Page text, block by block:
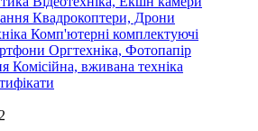
Квадрокоптери, Дрони
Комп'ютерні комплектуючі
Оргтехніка, Фотопапір
Комісійна, вживана техніка